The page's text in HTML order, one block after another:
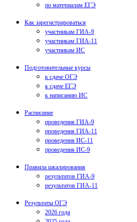
по материалам ЕГЭ
Как зарегистрироваться
участникам ГИА-9
участникам ГИА-11
участникам ИС
Подготовительные курсы
к сдаче ОГЭ
к сдаче ЕГЭ
к написанию ИС
Расписание
проведения ГИА-9
проведения ГИА-11
проведения ИС-11
проведения ИС-9
Правила шкалирования
результатов ГИА-9
результатов ГИА-11
Результаты ОГЭ
2026 года